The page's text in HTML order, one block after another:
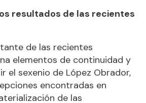
resultados de las recientes
de las recientes
elementos de continuidad y
el sexenio de López Obrador,
encontradas en
de las